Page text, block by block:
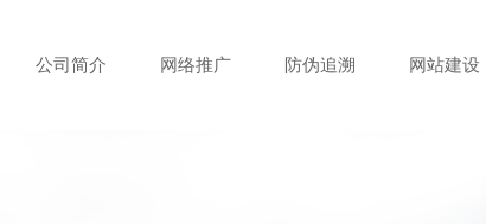
公司简介 网络推广 防伪追溯 网站建设